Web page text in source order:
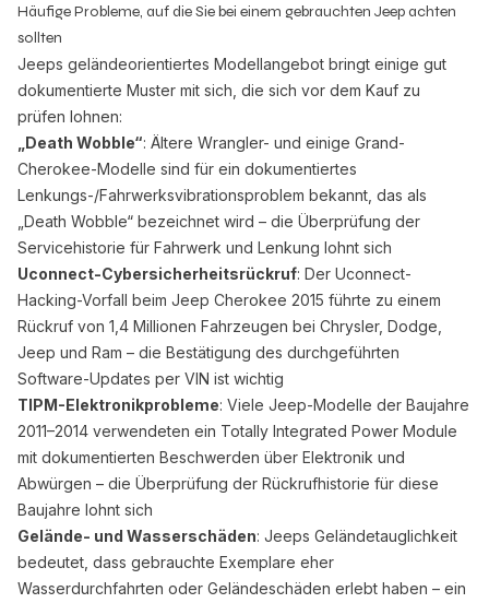
Häufige Probleme, auf die Sie bei einem gebrauchten Jeep achten
sollten
Jeeps geländeorientiertes Modellangebot bringt einige gut
dokumentierte Muster mit sich, die sich vor dem Kauf zu
prüfen lohnen:
„Death Wobble“: Ältere Wrangler- und einige Grand-
Cherokee-Modelle sind für ein dokumentiertes
Lenkungs-/Fahrwerksvibrationsproblem bekannt, das als
„Death Wobble“ bezeichnet wird – die Überprüfung der
Servicehistorie für Fahrwerk und Lenkung lohnt sich
Uconnect-Cybersicherheitsrückruf: Der Uconnect-
Hacking-Vorfall beim Jeep Cherokee 2015 führte zu einem
Rückruf von 1,4 Millionen Fahrzeugen bei Chrysler, Dodge,
Jeep und Ram – die Bestätigung des durchgeführten
Software-Updates per VIN ist wichtig
TIPM-Elektronikprobleme: Viele Jeep-Modelle der Baujahre
2011–2014 verwendeten ein Totally Integrated Power Module
mit dokumentierten Beschwerden über Elektronik und
Abwürgen – die Überprüfung der Rückrufhistorie für diese
Baujahre lohnt sich
Gelände- und Wasserschäden: Jeeps Geländetauglichkeit
bedeutet, dass gebrauchte Exemplare eher
Wasserdurchfahrten oder Geländeschäden erlebt haben – ein